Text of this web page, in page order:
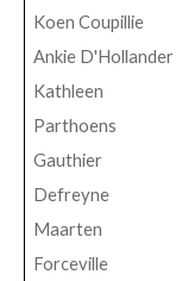
Koen Coupillie
Ankie D'Hollander
Kathleen
Parthoens
Gauthier
Defreyne
Maarten
Forceville